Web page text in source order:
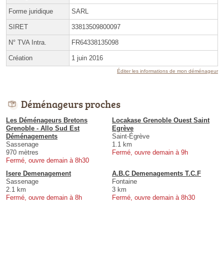
Forme juridique SARL
SIRET 33813509800097
N° TVA Intra. FR64338135098
Création 1 juin 2016
Éditer les informations de mon déménageur
Déménageurs proches
Les Déménageurs Bretons
Grenoble - Allo Sud Est
Déménagements
Sassenage
970 mètres
Fermé, ouvre demain à 8h30
Locakase Grenoble Ouest Saint
Egrève
Saint-Égrève
1.1 km
Fermé, ouvre demain à 9h
Isere Demenagement
Sassenage
2.1 km
Fermé, ouvre demain à 8h
A.B.C Demenagements T.C.F
Fontaine
3 km
Fermé, ouvre demain à 8h30